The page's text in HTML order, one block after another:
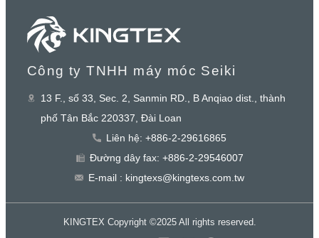
Công ty TNHH máy móc Seiki
13 F., số 33, Sec. 2, Sanmin RD., B Anqiao dist., thành
phố Tân Bắc 220337, Đài Loan
Liên hệ: +886-2-29616865
Đường dây fax: +886-2-29546007
E-mail : kingtexs@kingtexs.com.tw
KINGTEX Copyright ©2025 All rights reserved.